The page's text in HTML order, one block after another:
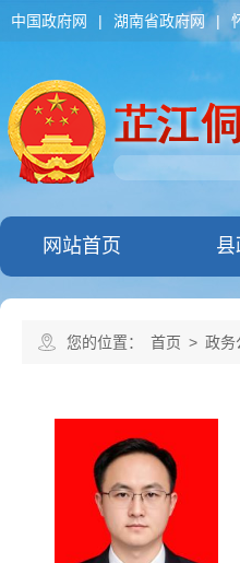
中国政府网 | 湖南省政府网 |
网站首页
您的位置： 首页 > 政务